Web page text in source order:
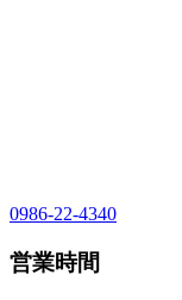
0986-22-4340
営業時間